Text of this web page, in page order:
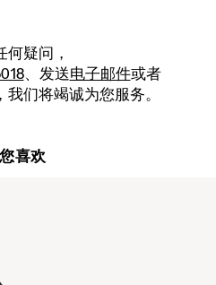
何疑问，
、发送电子邮件或者
，我们将竭诚为您服务。
喜欢